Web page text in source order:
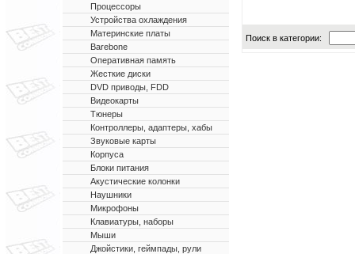
Процессоры
Устройства охлаждения
Материнские платы
Barebone
Оперативная память
Жесткие диски
DVD приводы, FDD
Видеокарты
Тюнеры
Контроллеры, адаптеры, хабы
Звуковые карты
Корпуса
Блоки питания
Акустические колонки
Наушники
Микрофоны
Клавиатуры, наборы
Мыши
Джойстики, геймпады, рули
Поиск в категории: